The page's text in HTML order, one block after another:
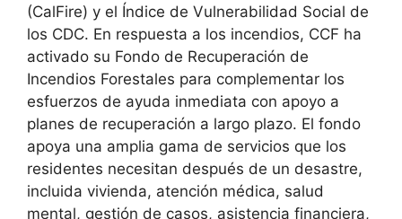
(CalFire) y el Índice de Vulnerabilidad Social de
los CDC. En respuesta a los incendios, CCF ha
activado su Fondo de Recuperación de
Incendios Forestales para complementar los
esfuerzos de ayuda inmediata con apoyo a
planes de recuperación a largo plazo. El fondo
apoya una amplia gama de servicios que los
residentes necesitan después de un desastre,
incluida vivienda, atención médica, salud
mental, gestión de casos, asistencia financiera,